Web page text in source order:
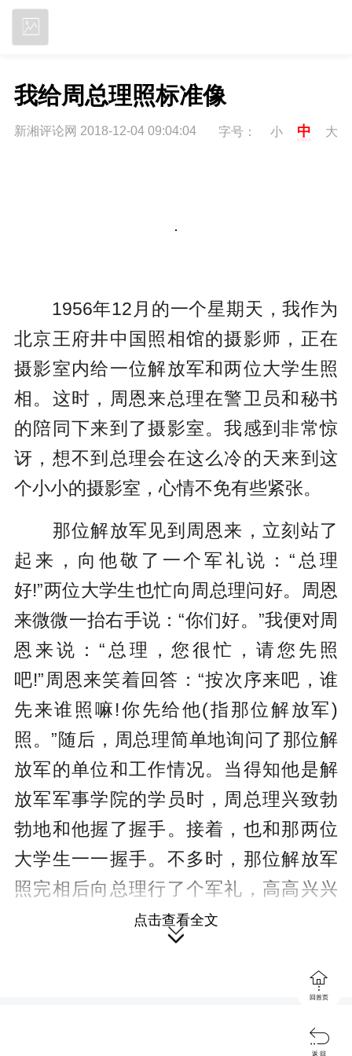
我给周总理照标准像
新湘评论网 2018-12-04 09:04:04 字号： 小 中 大
1956年12月的一个星期天，我作为
北京王府井中国照相馆的摄影师，正在
摄影室内给一位解放军和两位大学生照
相。这时，周恩来总理在警卫员和秘书
的陪同下来到了摄影室。我感到非常惊
讶，想不到总理会在这么冷的天来到这
个小小的摄影室，心情不免有些紧张。
那位解放军见到周恩来，立刻站了
起来，向他敬了一个军礼说：“总理
好!”两位大学生也忙向周总理问好。周恩
来微微一抬右手说：“你们好。”我便对周
恩来说：“总理，您很忙，请您先照
吧!”周恩来笑着回答：“按次序来吧，谁
先来谁照嘛!你先给他(指那位解放军)
照。”随后，周总理简单地询问了那位解
放军的单位和工作情况。当得知他是解
放军军事学院的学员时，周总理兴致勃
勃地和他握了握手。接着，也和那两位
大学生一一握手。不多时，那位解放军
照完相后向总理行了个军礼，高高兴兴
地走了。那两位大学生照了相，向总理
打了个招呼也走了。
我忙着给周总理照相。那时，我只
苦孩子，没念过几年书，觉得能够给首
点击查看全文


回首页

返 回